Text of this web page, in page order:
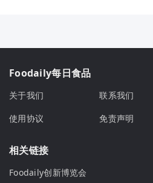
Foodaily每日食品
关于我们 联系我们
使用协议
免责声明
相关链接
Foodaily创新博览会